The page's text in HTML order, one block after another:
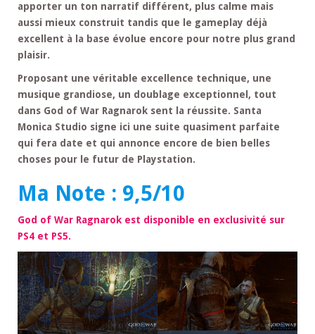
apporter un ton narratif différent, plus calme mais
aussi mieux construit tandis que le gameplay déjà
excellent à la base évolue encore pour notre plus grand
plaisir.
Proposant une véritable excellence technique, une
musique grandiose, un doublage exceptionnel, tout
dans God of War Ragnarok sent la réussite. Santa
Monica Studio signe ici une suite quasiment parfaite
qui fera date et qui annonce encore de bien belles
choses pour le futur de Playstation.
Ma Note : 9,5/10
God of War Ragnarok est disponible en exclusivité sur
PS4 et PS5.